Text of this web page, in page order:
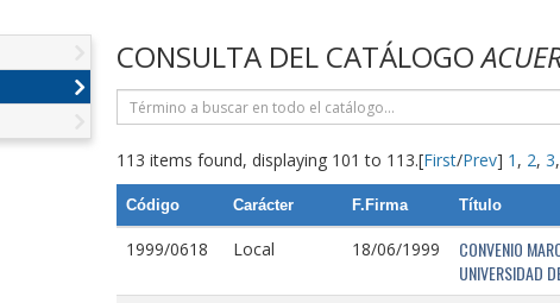
CONSULTA DEL CATÁLOGO
113 items found, displaying 101 to 113.[First/Prev] 1 , 2, 3,
Código Carácter F.Firma Título
1999/0618 Local 18/06/1999
CONVENIO
UNIVERSIDAD